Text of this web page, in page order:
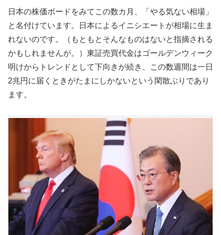
日本の株価ボードをみてこの数カ月、「やる気ない相場」
と名付けています。日本によるイニシエートが相場に生ま
れないのです。（もともとそんなものはないと指摘される
かもしれませんが。）東証売買代金はゴールデンウィーク
明けからトレンドとして下向きが続き、この数週間は一日
2兆円に届くときがたまにしかないという閑散ぶりであり
ます。